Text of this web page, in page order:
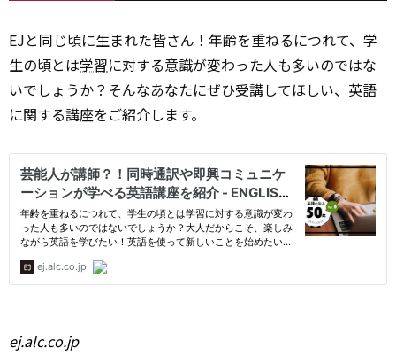
EJと同じ頃に生まれた皆さん！年齢を重ねるにつれて、学
生の頃とは学習に対する意識が変わった人も多いのではな
いでしょうか？そんなあなたにぜひ受講してほしい、英語
に関する講座をご紹介します。
ej.alc.co.jp